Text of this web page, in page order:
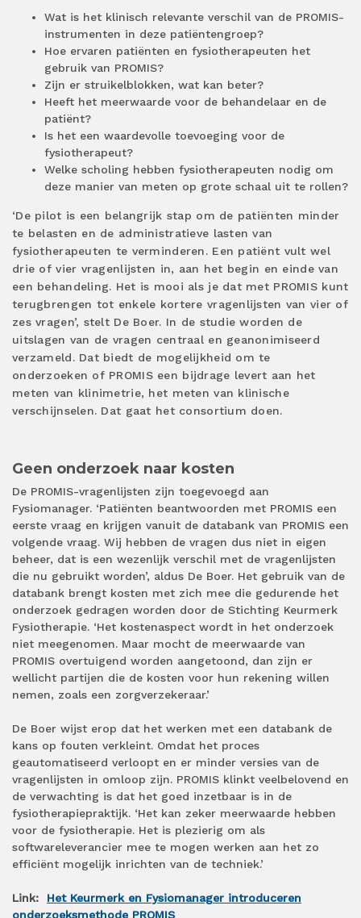
Wat is het klinisch relevante verschil van de PROMIS-
instrumenten in deze patiëntengroep?
Hoe ervaren patiënten en fysiotherapeuten het
gebruik van PROMIS?
Zijn er struikelblokken, wat kan beter?
Heeft het meerwaarde voor de behandelaar en de
patiënt?
Is het een waardevolle toevoeging voor de
fysiotherapeut?
Welke scholing hebben fysiotherapeuten nodig om
deze manier van meten op grote schaal uit te rollen?
‘De pilot is een belangrijk stap om de patiënten minder
te belasten en de administratieve lasten van
fysiotherapeuten te verminderen. Een patiënt vult wel
drie of vier vragenlijsten in, aan het begin en einde van
een behandeling. Het is mooi als je dat met PROMIS kunt
terugbrengen tot enkele kortere vragenlijsten van vier of
zes vragen’, stelt De Boer. In de studie worden de
uitslagen van de vragen centraal en geanonimiseerd
verzameld. Dat biedt de mogelijkheid om te
onderzoeken of PROMIS een bijdrage levert aan het
meten van klinimetrie, het meten van klinische
verschijnselen. Dat gaat het consortium doen.
Geen onderzoek naar kosten
De PROMIS-vragenlijsten zijn toegevoegd aan
Fysiomanager. ‘Patiënten beantwoorden met PROMIS een
eerste vraag en krijgen vanuit de databank van PROMIS een
volgende vraag. Wij hebben de vragen dus niet in eigen
beheer, dat is een wezenlijk verschil met de vragenlijsten
die nu gebruikt worden’, aldus De Boer. Het gebruik van de
databank brengt kosten met zich mee die gedurende het
onderzoek gedragen worden door de Stichting Keurmerk
Fysiotherapie. ‘Het kostenaspect wordt in het onderzoek
niet meegenomen. Maar mocht de meerwaarde van
PROMIS overtuigend worden aangetoond, dan zijn er
wellicht partijen die de kosten voor hun rekening willen
nemen, zoals een zorgverzekeraar.’
De Boer wijst erop dat het werken met een databank de
kans op fouten verkleint. Omdat het proces
geautomatiseerd verloopt en er minder versies van de
vragenlijsten in omloop zijn. PROMIS klinkt veelbelovend en
de verwachting is dat het goed inzetbaar is in de
fysiotherapiepraktijk. ‘Het kan zeker meerwaarde hebben
voor de fysiotherapie. Het is plezierig om als
softwareleverancier mee te mogen werken aan het zo
efficiënt mogelijk inrichten van de techniek.’
Link: Het Keurmerk en Fysiomanager introduceren
onderzoeksmethode PROMIS